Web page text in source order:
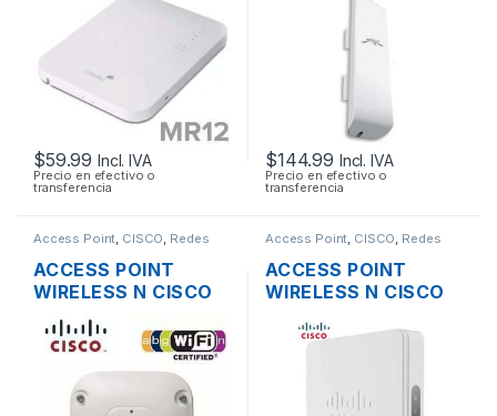
POE OUTDOOR
$59.99 Incl. IVA
Precio en efectivo o
transferencia
OUTDOOR
$144.99 Incl. IVA
Precio en efectivo o
transferencia
Access Point CISCO Redes
ACCESS POINT
WIRELESS N CISCO
AIRONET AIR-
AP1262N-A-K9 DUAL
BAND 600MBPS
GIGABIT SOPORTE
POE
Access Point CISCO Redes
ACCESS POINT
WIRELESS N CISCO
NA DUAL BAND
SOPORTE POE +
FUENTE